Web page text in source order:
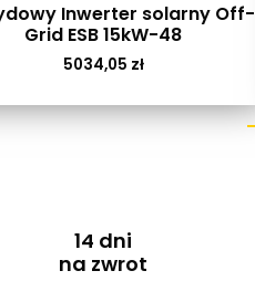
Inwerter solarny Off-
Grid ESB 15kW-48
5034,05 zł
14 dni
na zwrot